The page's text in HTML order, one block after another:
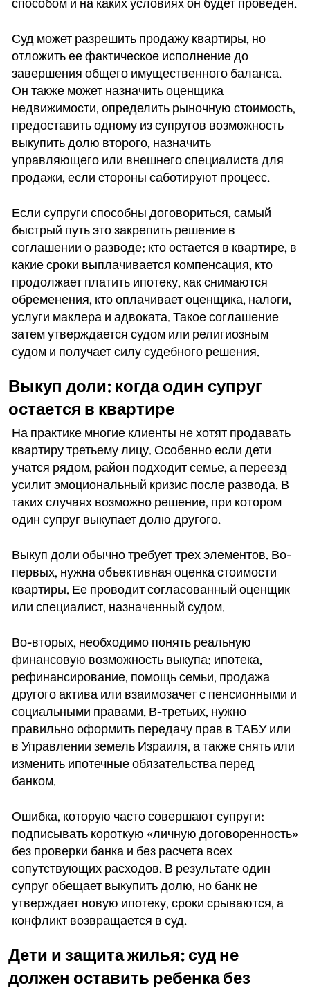
способом и на каких условиях он будет проведен.
Суд может разрешить продажу квартиры, но
отложить ее фактическое исполнение до
завершения общего имущественного баланса.
Он также может назначить оценщика
недвижимости, определить рыночную стоимость,
предоставить одному из супругов возможность
выкупить долю второго, назначить
управляющего или внешнего специалиста для
продажи, если стороны саботируют процесс.
Если супруги способны договориться, самый
быстрый путь это закрепить решение в
соглашении о разводе: кто остается в квартире, в
какие сроки выплачивается компенсация, кто
продолжает платить ипотеку, как снимаются
обременения, кто оплачивает оценщика, налоги,
услуги маклера и адвоката. Такое соглашение
затем утверждается судом или религиозным
судом и получает силу судебного решения.
Выкуп доли: когда один супруг
остается в квартире
На практике многие клиенты не хотят продавать
квартиру третьему лицу. Особенно если дети
учатся рядом, район подходит семье, а переезд
усилит эмоциональный кризис после развода. В
таких случаях возможно решение, при котором
один супруг выкупает долю другого.
Выкуп доли обычно требует трех элементов. Во-
первых, нужна объективная оценка стоимости
квартиры. Ее проводит согласованный оценщик
или специалист, назначенный судом.
Во-вторых, необходимо понять реальную
финансовую возможность выкупа: ипотека,
рефинансирование, помощь семьи, продажа
другого актива или взаимозачет с пенсионными и
социальными правами. В-третьих, нужно
правильно оформить передачу прав в ТАБУ или
в Управлении земель Израиля, а также снять или
изменить ипотечные обязательства перед
банком.
Ошибка, которую часто совершают супруги:
подписывать короткую «личную договоренность»
без проверки банка и без расчета всех
сопутствующих расходов. В результате один
супруг обещает выкупить долю, но банк не
утверждает новую ипотеку, сроки срываются, а
конфликт возвращается в суд.
Дети и защита жилья: суд не
должен оставить ребенка без